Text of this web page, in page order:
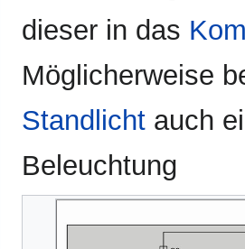
dieser in das
Möglicherweise
Standlicht auch
Beleuchtung